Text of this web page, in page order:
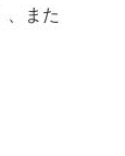
また